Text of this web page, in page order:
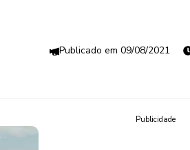
09/08/2021
Publicidade